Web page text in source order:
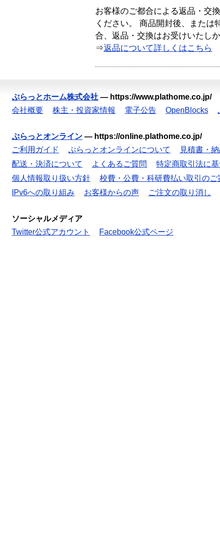
お客様のご都合による返品・交
ください。 商品開封後、または
合、返品・交換はお受けいたし
⇒返品について詳しくはこちら
ぷらっとホーム株式会社 — https://www.plathome.co.jp/
会社概要
株主・投資家情報 電子公告 OpenBlocks
ぷらっとオンライン — https://online.plathome.co.jp/
ご利用ガイド
ぷらっとオンラインについて
見積書・
配送・決済について
よくあるご質問
特定商取引法に
個人情報取り扱い方針
校費・公費・科研費払い取引のご
IPv6への取り組み
お客様からの声 ご注文の取り消し
ソーシャルメディア
Twitter公式アカウント
Facebook公式ページ